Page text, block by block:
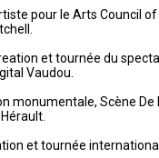
pour le Arts Council
et tournée du
Vaudou.
monumentale, Scène De
et tournée